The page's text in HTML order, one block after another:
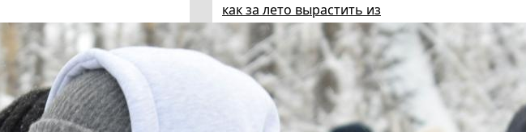
как за лето вырастить из
ребенка эксперта по личной
безопасности
6 августа 2026
Эксперт НГПУ объяснил, как
выбрать «умные» очки и как ими